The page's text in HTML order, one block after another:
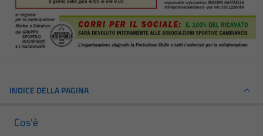
INDICE DELLA PAGINA
Cos'è